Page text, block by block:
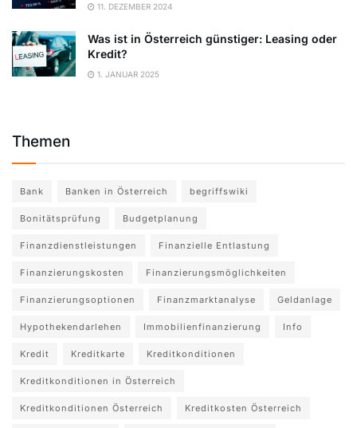
11. DEZEMBER 2024
Was ist in Österreich günstiger: Leasing oder
Kredit?
1. JANUAR 2025
Themen
Bank Banken in Österreich begriffswiki
Bonitätsprüfung Budgetplanung
Finanzdienstleistungen Finanzielle Entlastung
Finanzierungskosten Finanzierungsmöglichkeiten
Finanzierungsoptionen Finanzmarktanalyse Geldanlage
Hypothekendarlehen Immobilienfinanzierung Info
Kredit Kreditkarte Kreditkonditionen
Kreditkonditionen in Österreich
Kreditkonditionen Österreich Kreditkosten Österreich